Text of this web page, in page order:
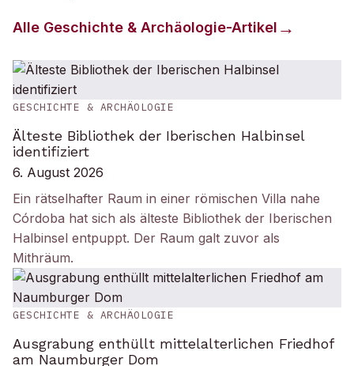
Alle Geschichte & Archäologie-Artikel
GESCHICHTE & ARCHÄOLOGIE
Älteste Bibliothek der Iberischen Halbinsel
identifiziert
6. August 2026
Ein rätselhafter Raum in einer römischen Villa nahe
Córdoba hat sich als älteste Bibliothek der Iberischen
Halbinsel entpuppt. Der Raum galt zuvor als
Mithräum.
GESCHICHTE & ARCHÄOLOGIE
Ausgrabung enthüllt mittelalterlichen Friedhof
am Naumburger Dom